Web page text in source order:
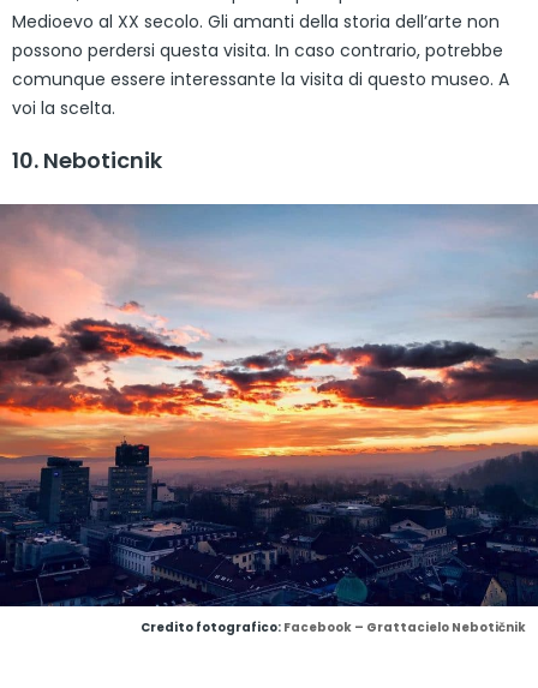
Medioevo al XX secolo. Gli amanti della storia dell’arte non
possono perdersi questa visita. In caso contrario, potrebbe
comunque essere interessante la visita di questo museo. A
voi la scelta.
10. Neboticnik
Credito fotografico: Facebook – Grattacielo Nebotičnik